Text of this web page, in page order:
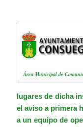
Área Municipal de
lugares de dicha
el aviso a primera
a un equipo de